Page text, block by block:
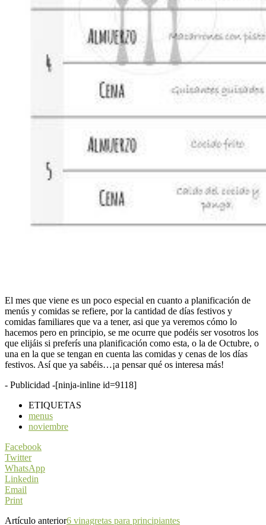
El mes que viene es un poco especial en cuanto a planificación de
menús y comidas se refiere, por la cantidad de días festivos y
comidas familiares que va a tener, asi que ya veremos cómo lo
hacemos pero en principio, se me ocurre que podéis ser vosotros los
que elijáis si preferís una planificación como esta, o la de Octubre, o
una en la que se tengan en cuenta las comidas y cenas de los días
festivos. Así que ya sabéis…¡a pensar qué os interesa más!
- Publicidad -[ninja-inline id=9118]
ETIQUETAS
menus
noviembre
Facebook
Twitter
WhatsApp
Linkedin
Email
Print
Artículo anterior6 vinagretas para principiantes